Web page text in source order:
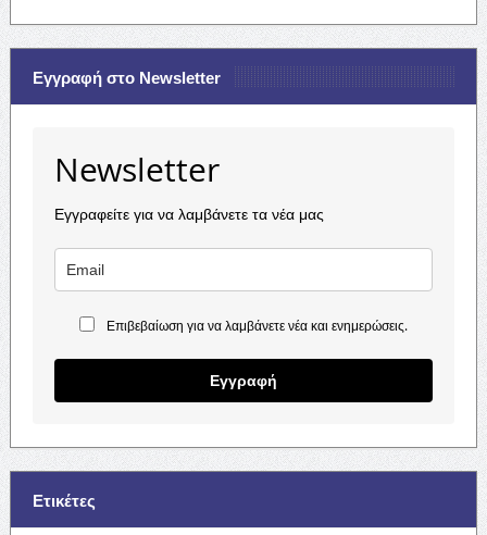
Εγγραφή στο Newsletter
Newsletter
Εγγραφείτε για να λαμβάνετε τα νέα μας
Επιβεβαίωση για να λαμβάνετε νέα και ενημερώσεις.
Εγγραφή
Ετικέτες